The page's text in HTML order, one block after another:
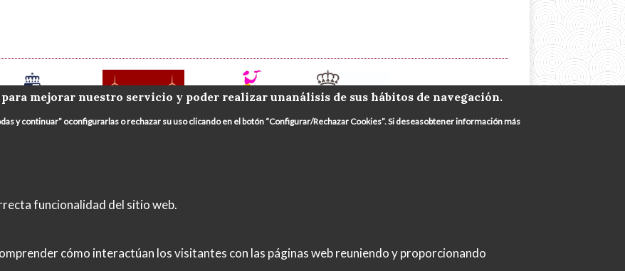
mejorar nuestro servicio y poder realizar unanálisis de sus hábitos de navegación.
y continuar” oconfigurarlas o rechazar su uso clicando en el botón “Configurar/Rechazar Cookies”. Si deseasobtener información más
funcionalidad del sitio web.
cómo interactúan los visitantes con las páginas web reuniendo y proporcionando